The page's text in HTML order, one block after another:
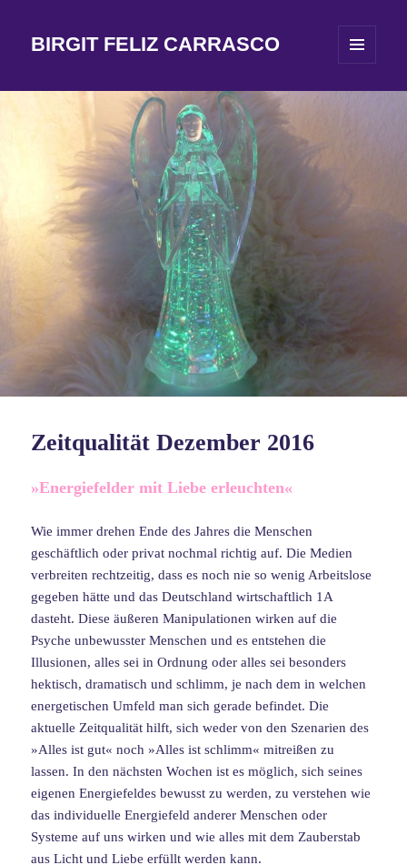
BIRGIT FELIZ CARRASCO
WIDGETS
Zeitqualität Dezember 2016
»Energiefelder mit Liebe erleuchten«
Wie immer drehen Ende des Jahres die Menschen
geschäftlich oder privat nochmal richtig auf. Die Medien
verbreiten rechtzeitig, dass es noch nie so wenig Arbeitslose
gegeben hätte und das Deutschland wirtschaftlich 1A
dasteht. Diese äußeren Manipulationen wirken auf die
Psyche unbewusster Menschen und es entstehen die
Illusionen, alles sei in Ordnung oder alles sei besonders
hektisch, dramatisch und schlimm, je nach dem in welchen
energetischen Umfeld man sich gerade befindet. Die
aktuelle Zeitqualität hilft, sich weder von den Szenarien des
»Alles ist gut« noch »Alles ist schlimm« mitreißen zu
lassen. In den nächsten Wochen ist es möglich, sich seines
eigenen Energiefeldes bewusst zu werden, zu verstehen wie
das individuelle Energiefeld anderer Menschen oder
Systeme auf uns wirken und wie alles mit dem Zauberstab
aus Licht und Liebe erfüllt werden kann.